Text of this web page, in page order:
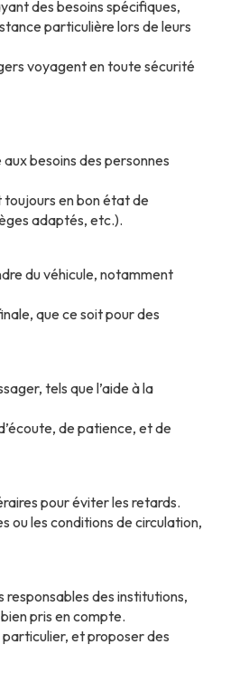
des besoins spécifiques,
particulière lors de leurs
voyagent en toute sécurité
besoins des personnes
toujours en bon état de
adaptés, etc.).
du véhicule, notamment
que ce soit pour des
tels que l’aide à la
de patience, et de
pour éviter les retards.
ou les conditions de circulation,
responsables des institutions,
pris en compte.
et proposer des